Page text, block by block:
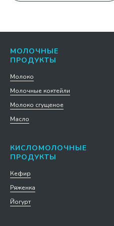
МОЛОЧНЫЕ
ПРОДУКТЫ
Молоко
Молочные коктейли
Молоко сгущеное
Масло
КИСЛОМОЛОЧНЫЕ
ПРОДУКТЫ
Кефир
Ряженка
Йогурт